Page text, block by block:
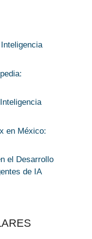
en México:
el Desarrollo
de IA